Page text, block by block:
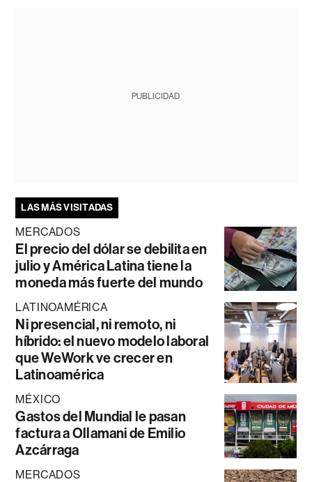
PUBLICIDAD
LAS MÁS VISITADAS
MERCADOS
El precio del dólar se debilita en
julio y América Latina tiene la
moneda más fuerte del mundo
LATINOAMÉRICA
Ni presencial, ni remoto, ni
híbrido: el nuevo modelo laboral
que WeWork ve crecer en
Latinoamérica
MÉXICO
Gastos del Mundial le pasan
factura a Ollamani de Emilio
Azcárraga
MERCADOS